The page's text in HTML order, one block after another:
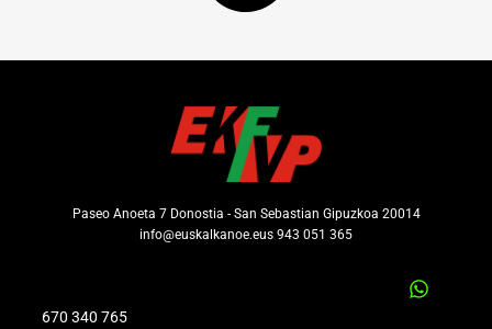
Paseo Anoeta 7 Donostia - San Sebastian Gipuzkoa 20014
info@euskalkanoe.eus 943 051 365
670 340 765